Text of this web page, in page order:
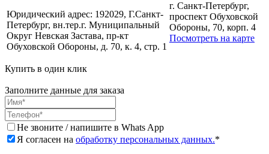
Юридический адрес: 192029, Г.Санкт-
Петербург, вн.тер.г. Муниципальный
Округ Невская Застава, пр-кт
Обуховской Обороны, д. 70, к. 4, стр. 1
г. Санкт-Петербург,
проспект Обуховской
Обороны, 70, корп. 4
Посмотреть на карте
Купить в один клик
Заполните данные для заказа
Не звоните / напишите в Whats App
Я согласен на обработку персональных данных.*